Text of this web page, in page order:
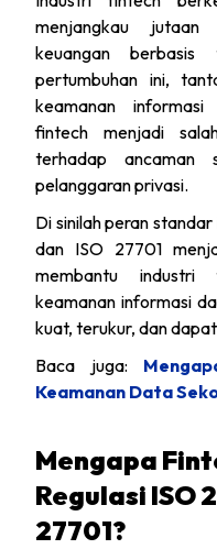
menjangkau jutaan
keuangan
pertumbuhan ini,
keamanan
fintech menjadi
terhadap ancaman
pelanggaran privasi.
Di sinilah peran
dan ISO 27701
membantu industri
keamanan informasi
kuat, terukur, dan
Baca juga:
Keamanan Data
Mengapa
Regulasi ISO
27701?